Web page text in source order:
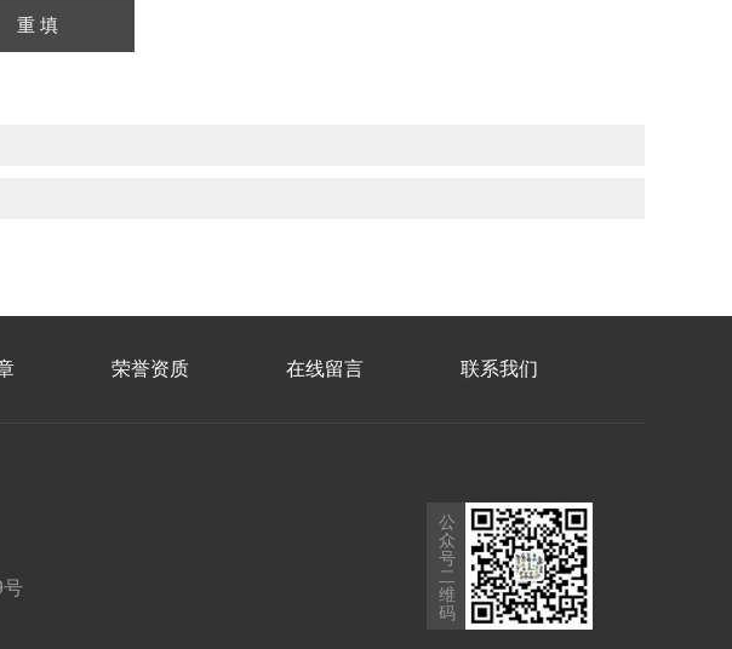
荣誉资质 在线留言 联系我们
号
公
众
号
二
维
码